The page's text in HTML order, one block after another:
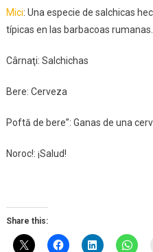
Mici: Una especie de salchicas
típicas en las barbacoas rumanas.
Cârnaţi: Salchichas
Bere: Cerveza
Poftă de bere”: Ganas de una
Noroc!: ¡Salud!
Share this: